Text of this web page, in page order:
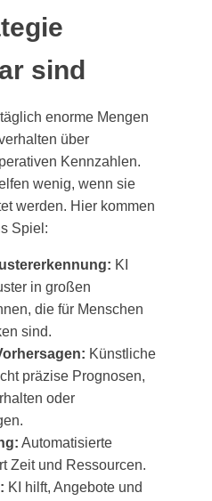
sind
enorme Mengen
über
Kennzahlen.
wenig, wenn sie
werden. Hier kommen
Spiel:
KI
in großen
die für Menschen
sind.
Künstliche
präzise Prognosen,
oder
Automatisierte
Zeit und Ressourcen.
KI hilft, Angebote und